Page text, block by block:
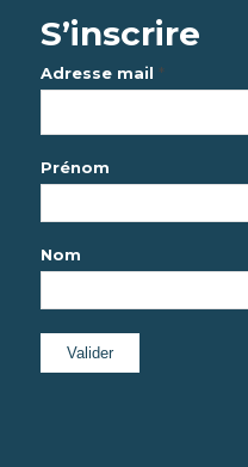
S’inscrire
Adresse mail *
Prénom
Nom